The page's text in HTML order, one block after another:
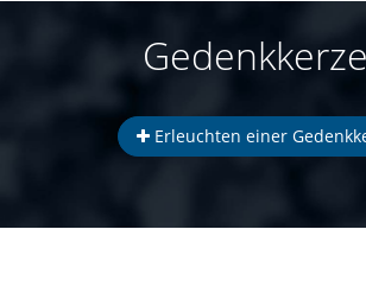
Erleuchten einer